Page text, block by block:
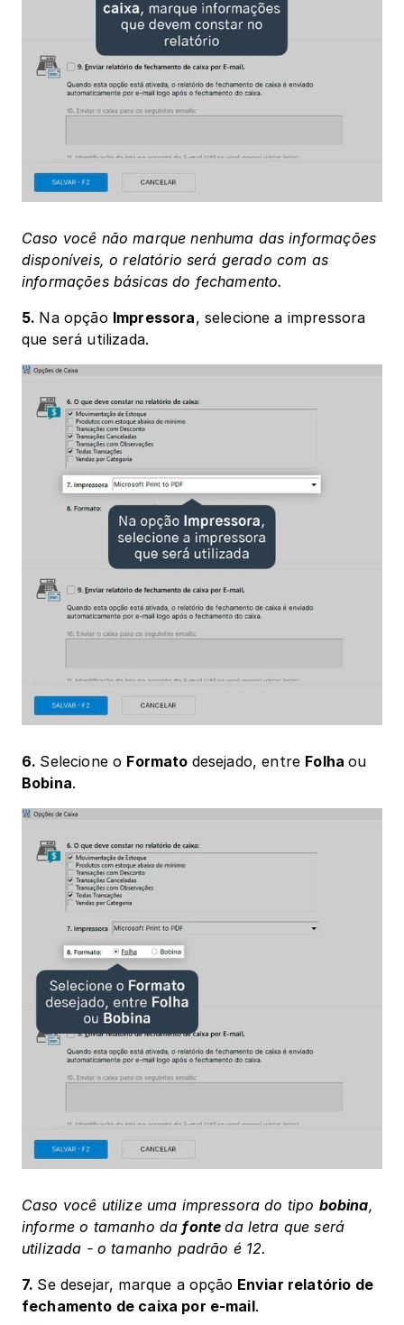
Caso você não marque nenhuma das informações
disponíveis, o relatório será gerado com as
informações básicas do fechamento.
5. Na opção Impressora, selecione a impressora
que será utilizada.
6. Selecione o Formato desejado, entre Folha
Bobina.
Caso você utilize uma impressora do tipo bobina,
informe o tamanho da fonte da letra que será
utilizada - o tamanho padrão é 12.
7. Se desejar, marque a opção Enviar relatório de
fechamento de caixa por e-mail.